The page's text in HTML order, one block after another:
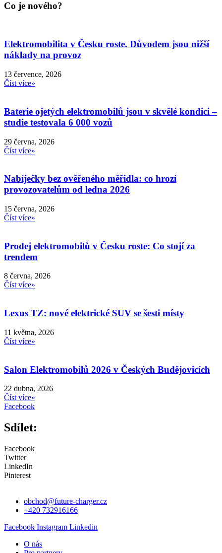
Co je nového?
Elektromobilita v Česku roste. Důvodem jsou nižší
náklady na provoz
13 července, 2026
Číst více»
Baterie ojetých elektromobilů jsou v skvělé kondici –
studie testovala 6 000 vozů
29 června, 2026
Číst více»
Nabíječky bez ověřeného měřidla: co hrozí
provozovatelům od ledna 2026
15 června, 2026
Číst více»
Prodej elektromobilů v Česku roste: Co stojí za
trendem
8 června, 2026
Číst více»
Lexus TZ: nové elektrické SUV se šesti místy
11 května, 2026
Číst více»
Salon Elektromobilů 2026 v Českých Budějovicích
22 dubna, 2026
Číst více»
Facebook
Sdílet:
Facebook
Twitter
LinkedIn
Pinterest
obchod@future-charger.cz
+420 732916166
Facebook Instagram Linkedin
O nás